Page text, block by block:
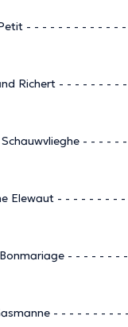
- - - - - - - - - - - -
Richert - - - - - - - -
- - - - -
Elewaut - - - - - - - -
- - - - - - -
- - - - - - - - -